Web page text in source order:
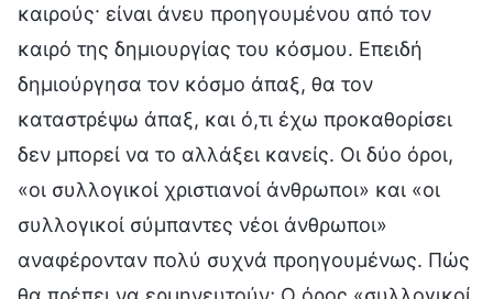
καιρούς· είναι άνευ προηγουμένου από τον
καιρό της δημιουργίας του κόσμου. Επειδή
δημιούργησα τον κόσμο άπαξ, θα τον
καταστρέψω άπαξ, και ό,τι έχω προκαθορίσει
δεν μπορεί να το αλλάξει κανείς. Οι δύο όροι,
«οι συλλογικοί χριστιανοί άνθρωποι» και «οι
συλλογικοί σύμπαντες νέοι άνθρωποι»
αναφέρονταν πολύ συχνά προηγουμένως. Πώς